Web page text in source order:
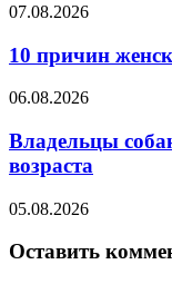
07.08.2026
10 причин
06.08.2026
Владельцы
возраста
05.08.2026
Оставить